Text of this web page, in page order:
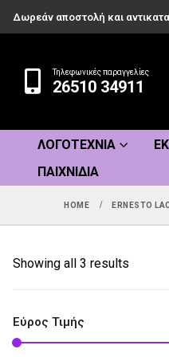
Δωρεάν αποστολή και
Τηλεφωνικές παραγγελίες
26510 34911
ΛΟΓΟΤΕΧΝΊΑ
ΠΑΙΧΝΊΔΙΑ
HOME ERNESTO
Showing all 3 results
Εύρος Τιμής